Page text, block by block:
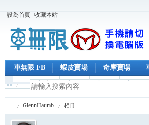
設為首頁 收藏本站
車無限 FB 蝦皮賣場 奇摩賣場
GlennHaumb 相冊